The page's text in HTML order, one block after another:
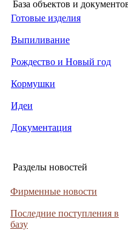
База объектов и
Готовые изделия
Выпиливание
Рождество и Новый год
Кормушки
Идеи
Документация
Разделы новостей
Фирменные новости
Последние поступления в
базу